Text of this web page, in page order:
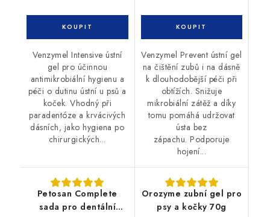
Venzymel Intensive ústní
gel pro účinnou
antimikrobiální hygienu a
péči o dutinu ústní u psů a
koček. Vhodný při
paradentóze a krvácivých
dásních, jako hygiena po
chirurgických...
Venzymel Prevent ústní gel
na čištění zubů i na dásně
k dlouhodobější péči při
obtížích. Snižuje
mikrobiální zátěž a díky
tomu pomáhá udržovat
ústa bez
zápachu. Podporuje
hojení...
Petosan Complete
sada pro dentální
Orozyme zubní gel pro
psy a kočky 70g